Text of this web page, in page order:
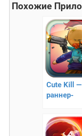
Похожие
Cute Kill —
раннер-